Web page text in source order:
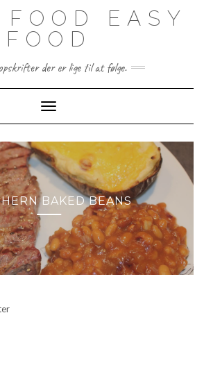
FOOD EASY
FOOD
der er lige til at følge.
Toggle Navigation
BAKED BEANS